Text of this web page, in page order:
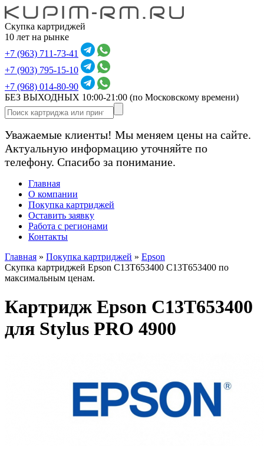
Скупка картриджей
10 лет на рынке
+7 (963) 711-73-41
+7 (903) 795-15-10
+7 (968) 014-80-90
БЕЗ ВЫХОДНЫХ 10:00-21:00 (по Московскому времени)
Уважаемые клиенты! Мы меняем цены на сайте.
Актуальную информацию уточняйте по
телефону. Спасибо за понимание.
Главная
О компании
Покупка картриджей
Оставить заявку
Работа с регионами
Контакты
Главная » Покупка картриджей » Epson
Скупка картриджей Epson C13T653400 C13T653400 по
максимальным ценам.
Картридж Epson C13T653400
для Stylus PRO 4900